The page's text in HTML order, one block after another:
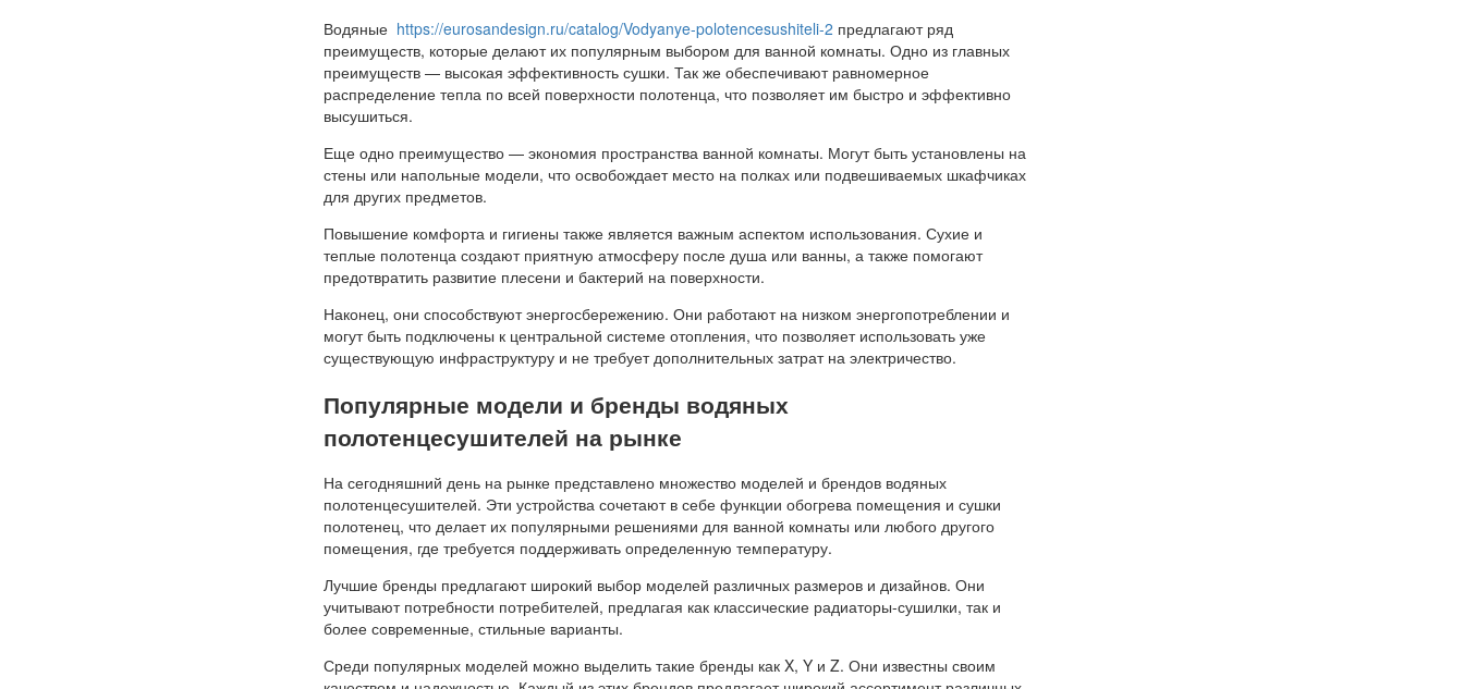
Водяные https://eurosandesign.ru/catalog/Vodyanye-polotencesushiteli-2 предлагают ряд
преимуществ, которые делают их популярным выбором для ванной комнаты. Одно из главных
преимуществ — высокая эффективность сушки. Так же обеспечивают равномерное
распределение тепла по всей поверхности полотенца, что позволяет им быстро и эффективно
высушиться.
Еще одно преимущество — экономия пространства ванной комнаты. Могут быть установлены на
стены или напольные модели, что освобождает место на полках или подвешиваемых шкафчиках
для других предметов.
Повышение комфорта и гигиены также является важным аспектом использования. Сухие и
теплые полотенца создают приятную атмосферу после душа или ванны, а также помогают
предотвратить развитие плесени и бактерий на поверхности.
Наконец, они способствуют энергосбережению. Они работают на низком энергопотреблении и
могут быть подключены к центральной системе отопления, что позволяет использовать уже
существующую инфраструктуру и не требует дополнительных затрат на электричество.
Популярные модели и бренды водяных
полотенцесушителей на рынке
На сегодняшний день на рынке представлено множество моделей и брендов водяных
полотенцесушителей. Эти устройства сочетают в себе функции обогрева помещения и сушки
полотенец, что делает их популярными решениями для ванной комнаты или любого другого
помещения, где требуется поддерживать определенную температуру.
Лучшие бренды предлагают широкий выбор моделей различных размеров и дизайнов. Они
учитывают потребности потребителей, предлагая как классические радиаторы-сушилки, так и
более современные, стильные варианты.
Среди популярных моделей можно выделить такие бренды как X, Y и Z. Они известны своим